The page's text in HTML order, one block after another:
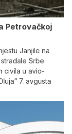
Petrovačkoj
Janjile na
Srbe
civila u avio-
7. avgusta